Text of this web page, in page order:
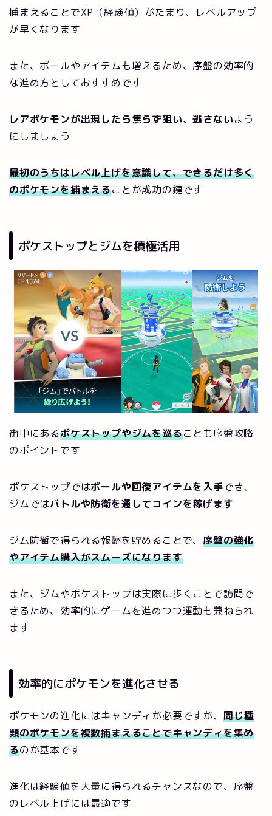
捕まえることでXP（経験値）がたまり、レベルアップ
が早くなります
また、ボールやアイテムも増えるため、序盤の効率的
な進め方としておすすめです
レアポケモンが出現したら焦らず狙い、逃さないよう
にしましょう
最初のうちはレベル上げを意識して、できるだけ多く
のポケモンを捕まえることが成功の鍵です
ポケストップとジムを積極活用
街中にあるポケストップやジムを巡ることも序盤攻略
のポイントです
ポケストップではボールや回復アイテムを入手でき、
ジムではバトルや防衛を通してコインを稼げます
ジム防衛で得られる報酬を貯めることで、序盤の強化
やアイテム購入がスムーズになります
また、ジムやポケストップは実際に歩くことで訪問で
きるため、効率的にゲームを進めつつ運動も兼ねられ
ます
効率的にポケモンを進化させる
ポケモンの進化にはキャンディが必要ですが、 同じ種
類のポケモンを複数捕まえることでキャンディを集め
るのが基本です
進化は経験値を大量に得られるチャンスなので、序盤
のレベル上げには最適です